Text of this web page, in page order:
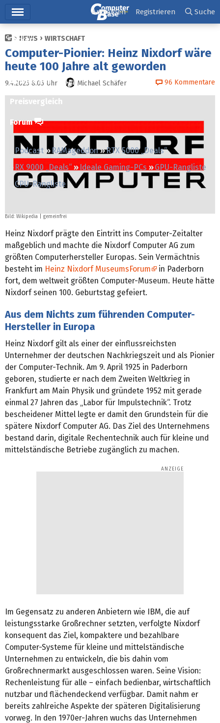
Ticker
Tests
Downloads
Preisvergleich
Forum
Podcast RAMageddon
RTX 5000 „Deals“
RX 9000 „Deals“
Ideale Gaming-PCs
GPU-Rangliste
CPU-Rangliste
Anmelden Registrieren Suche
NEWS WIRTSCHAFT
Computer-Pionier: Heinz Nixdorf wäre
heute 100 Jahre alt geworden
9.4.2025 8:05 Uhr Michael Schäfer 96 Kommentare
Bild: Wikipedia | gemeinfrei
Heinz Nixdorf prägte den Eintritt ins Computer-Zeitalter
maßgeblich und machte die Nixdorf Computer AG zum
größten Computerhersteller Europas. Sein Vermächtnis
besteht im Heinz Nixdorf MuseumsForum
in Paderborn
fort, dem weltweit größten Computer-Museum. Heute hätte
Nixdorf seinen 100. Geburtstag gefeiert.
Aus dem Nichts zum führenden Computer-
Hersteller in Europa
Heinz Nixdorf gilt als einer der einflussreichsten
Unternehmer der deutschen Nachkriegszeit und als Pionier
der Computer-Technik. Am 9. April 1925 in Paderborn
geboren, studierte er nach dem Zweiten Weltkrieg in
Frankfurt am Main Physik und gründete 1952 mit gerade
einmal 27 Jahren das „Labor für Impulstechnik“. Trotz
bescheidener Mittel legte er damit den Grundstein für die
spätere Nixdorf Computer AG. Das Ziel des Unternehmens
bestand darin, digitale Rechentechnik auch für kleine und
mittelständische Betriebe zugänglich zu machen.
Im Gegensatz zu anderen Anbietern wie IBM, die auf
leistungsstarke Großrechner setzten, verfolgte Nixdorf
konsequent das Ziel, kompaktere und bezahlbare
Computer-Systeme für kleine und mittelständische
Unternehmen zu entwickeln, die bis dahin vom
Großrechnermarkt ausgeschlossen waren. Seine Vision:
Rechenleistung für alle – einfach bedienbar, wirtschaftlich
nutzbar und flächendeckend verfügbar. Damit nahm er
bereits zahlreiche Aspekte der späteren Digitalisierung
vorweg. In den 1970er-Jahren wuchs das Unternehmen